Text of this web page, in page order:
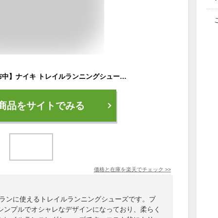
【今だけクーポン配布中】ナイキ トレイルランニングシューズ レディース ジュニパートレイル3 NIKE FQ0902 スニーカー シューズ 靴 ランニング トレーニング ジム ジョギング トレイル 運動靴 ローカット シンプル スポーツ 国内正規品
品をサイトでみる
価格と在庫を楽天でチェック >>
ンに使えるトレイルランニングシューズです。ブ
プルでオシャレなデザインになっており、柔らく